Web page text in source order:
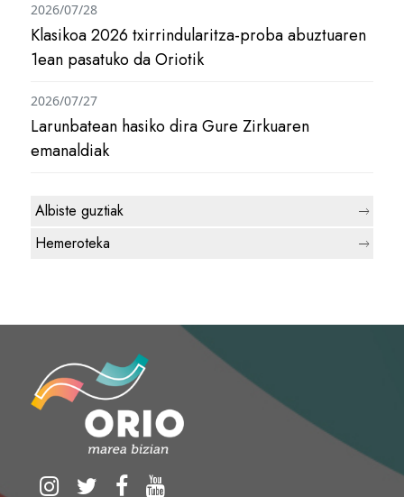
Klasikoa 2026 txirrindularitza-proba abuztuaren
1ean pasatuko da Oriotik
2026/07/28
Larunbatean hasiko dira Gure Zirkuaren
emanaldiak
2026/07/27
Albiste guztiak
Hemeroteka